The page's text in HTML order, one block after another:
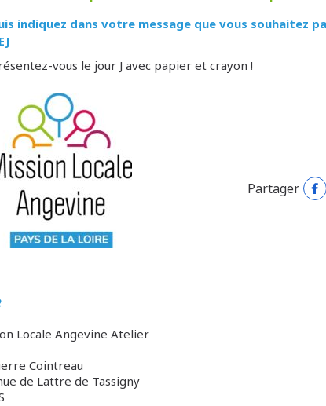
indiquez dans votre message que vous souhaitez
vous le jour J avec papier et crayon !
Partager
Locale Angevine Atelier
Cointreau
de Lattre de Tassigny